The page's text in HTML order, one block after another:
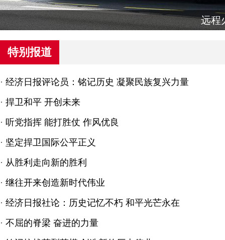
反舰导
特别报道
· 经济日报评论员：铭记历史 凝聚民族复兴力量
· 捍卫和平 开创未来
· 听党指挥 能打胜仗 作风优良
· 坚定捍卫国际公平正义
· 从胜利走向新的胜利
· 继往开来创造新时代伟业
· 经济日报社论：历史记忆不朽 和平光芒永在
· 不屈的脊梁 奋进的力量